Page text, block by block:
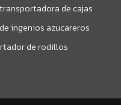
de cajas
ingenios azucareros
de rodillos